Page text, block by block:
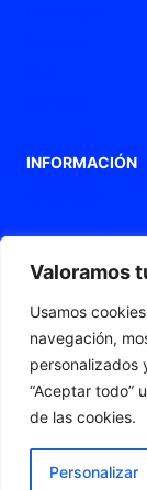
Valoramos
Usamos
navegación,
personalizados
“Aceptar todo”
de las cookies.
Personalizar
INFORMACIÓN
Declaración de
Mapa web
© 2026 Fleximat